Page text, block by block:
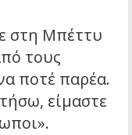
στη Μπέττυ
τους
ποτέ παρέα.
είμαστε